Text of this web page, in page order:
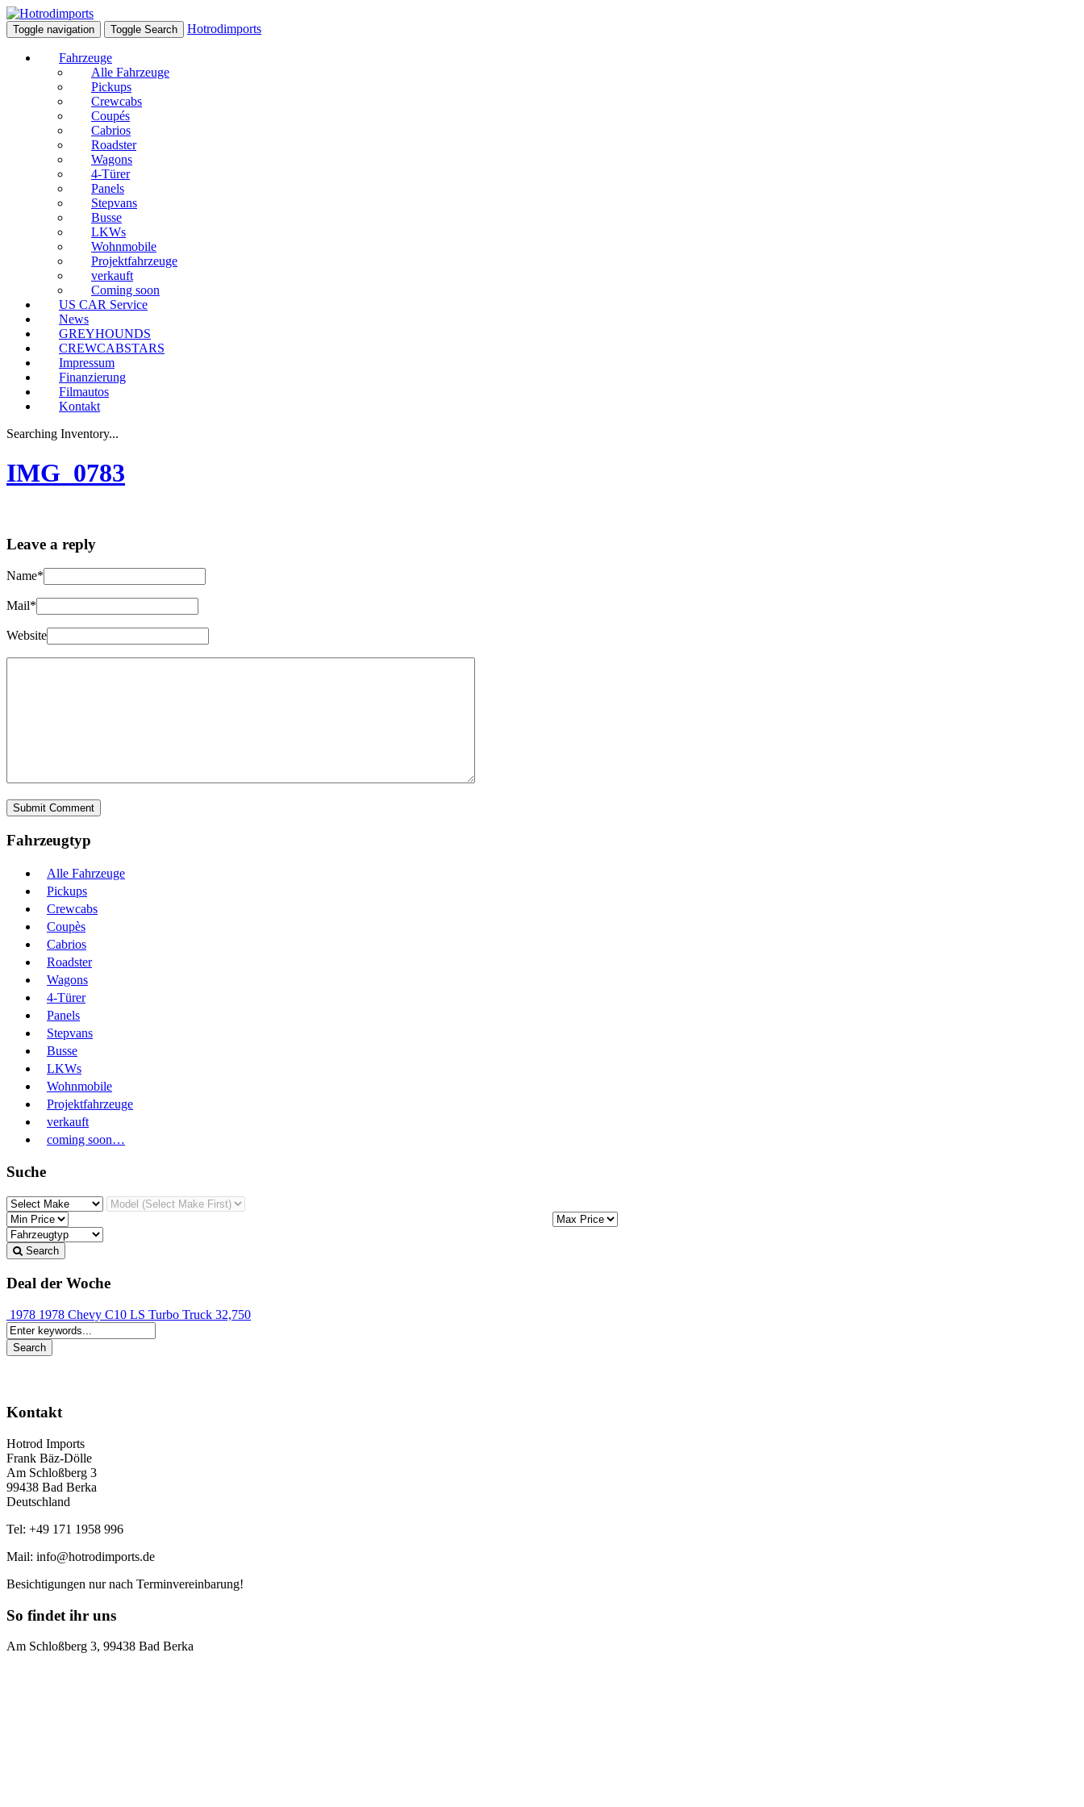
Toggle navigation Toggle Search Hotrodimports
Fahrzeuge
Alle Fahrzeuge
Pickups
Crewcabs
Coupés
Cabrios
Roadster
Wagons
4-Türer
Panels
Stepvans
Busse
LKWs
Wohnmobile
Projektfahrzeuge
verkauft
Coming soon
US CAR Service
News
GREYHOUNDS
CREWCABSTARS
Impressum
Finanzierung
Filmautos
Kontakt
Searching Inventory...
IMG_0783
Leave a reply
Name*
Mail*
Website
Fahrzeugtyp
Alle Fahrzeuge
Pickups
Crewcabs
Coupès
Cabrios
Roadster
Wagons
4-Türer
Panels
Stepvans
Busse
LKWs
Wohnmobile
Projektfahrzeuge
verkauft
coming soon…
Suche
Search
Deal der Woche
1978 1978 Chevy C10 LS Turbo Truck 32,750
Kontakt
Hotrod Imports
Frank Bäz-Dölle
Am Schloßberg 3
99438 Bad Berka
Deutschland
Tel: +49 171 1958 996
Mail: info@hotrodimports.de
Besichtigungen nur nach Terminvereinbarung!
So findet ihr uns
Am Schloßberg 3, 99438 Bad Berka